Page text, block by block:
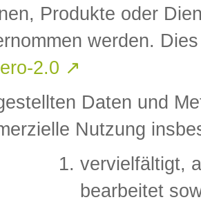
Produkte oder
werden.
2.0 ↗
Daten und
Nutzung
vervielfältigt,
bearbeitet